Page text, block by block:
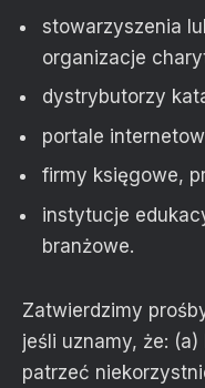
stowarzyszenia
organizacje
dystrybutorzy
portale
firmy księgowe,
instytucje
branżowe.
Zatwierdzimy
jeśli uznamy, że:
patrzeć